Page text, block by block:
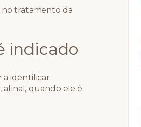
tratamento da
indicado
identificar
afinal, quando ele é